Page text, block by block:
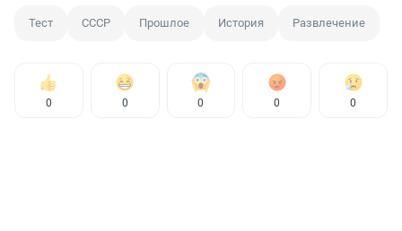
Тест СССР Прошлое История Развлечение
0 0 0 0 0